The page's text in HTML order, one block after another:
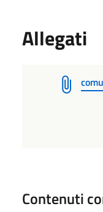
Allegati
Contenuti